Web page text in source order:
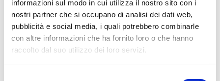
informazioni sul modo in cui utilizza il nostro sito con i
nostri partner che si occupano di analisi dei dati web,
pubblicità e social media, i quali potrebbero combinarle
con altre informazioni che ha fornito loro o che hanno
raccolto dal suo utilizzo dei loro servizi.